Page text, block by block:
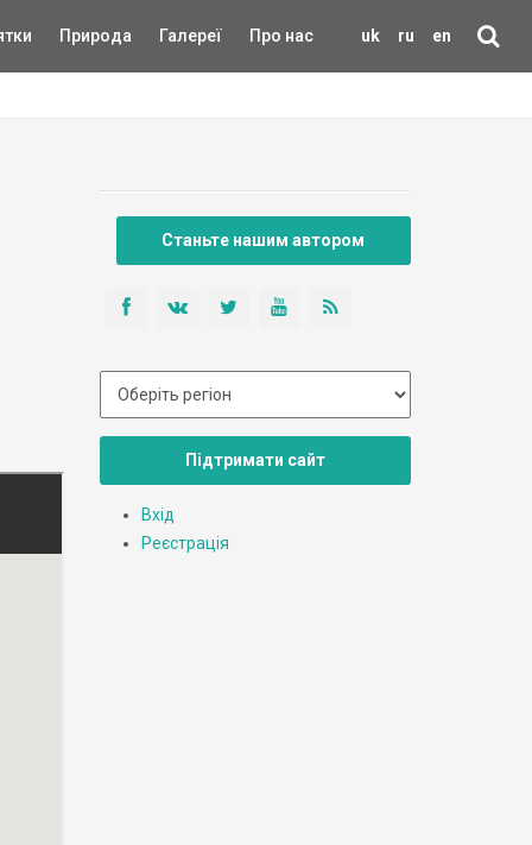
uk ru en
Природа Галереї Про нас
Станьте нашим автором
Підтримати сайт
Вхід
Реєстрація